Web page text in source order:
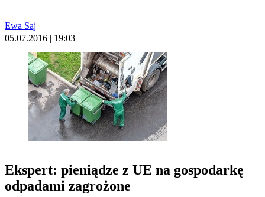
Ewa Saj
05.07.2016 | 19:03
Ekspert: pieniądze z UE na gospodarkę
odpadami zagrożone